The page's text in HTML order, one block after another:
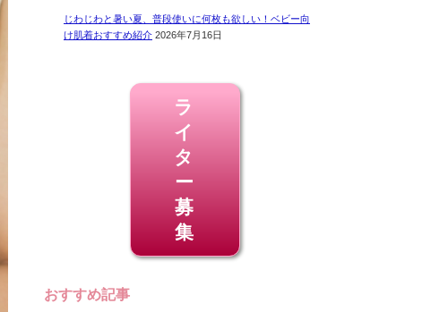
じわじわと暑い夏、普段使いに何枚も欲しい！ベビー向
け肌着おすすめ紹介 2026年7月16日
ラ
イ
タ
ー
募
集
おすすめ記事